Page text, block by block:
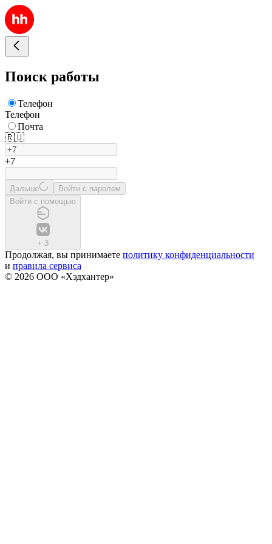
Поиск работы
Телефон
Телефон
Почта
🇷🇺
+7
Дальше
Войти с паролем
Войти с помощью
+ 3
Продолжая, вы принимаете политику конфиденциальности
и правила сервиса
© 2026 ООО «Хэдхантер»